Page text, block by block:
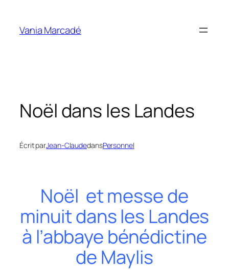
contenu
Vania Marcadé
Noël dans les Landes
Écrit parJean-ClaudedansPersonnel
Noël et messe de
minuit dans les Landes
à l’abbaye bénédictine
de Maylis